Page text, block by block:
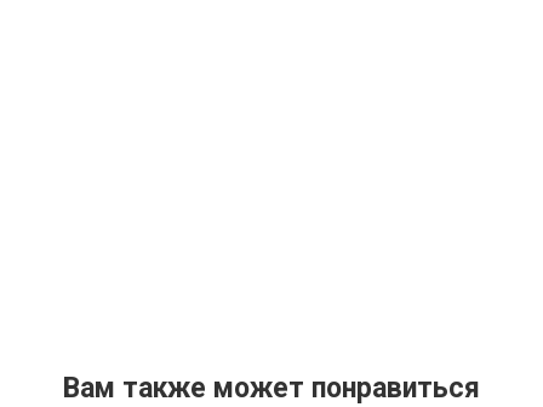
Вам также может понравиться